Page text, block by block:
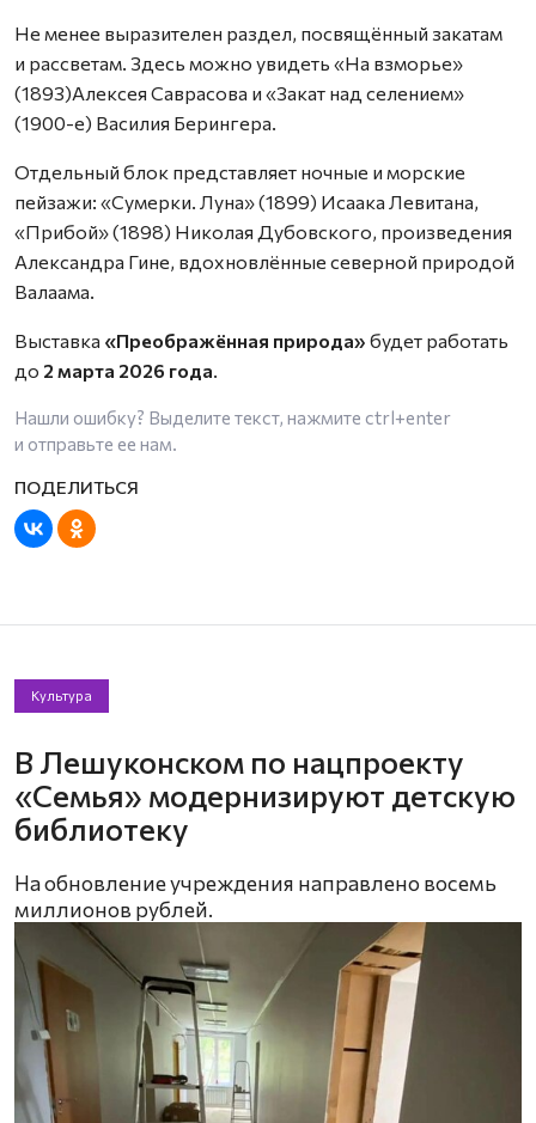
Не менее выразителен раздел, посвящённый закатам
и рассветам. Здесь можно увидеть «На взморье»
(1893)Алексея Саврасова и «Закат над селением»
(1900-е) Василия Берингера.
Отдельный блок представляет ночные и морские
пейзажи: «Сумерки. Луна» (1899) Исаака Левитана,
«Прибой» (1898) Николая Дубовского, произведения
Александра Гине, вдохновлённые северной природой
Валаама.
Выставка «Преображённая природа» будет работать
до 2 марта 2026 года.
Нашли ошибку? Выделите текст, нажмите ctrl+enter
и отправьте ее нам.
Культура
В Лешуконском по нацпроекту
«Семья» модернизируют детскую
библиотеку
На обновление учреждения направлено восемь
миллионов рублей.